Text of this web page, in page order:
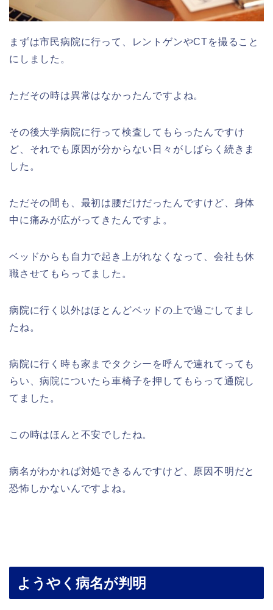
まずは市民病院に行って、レントゲンやCTを撮ること
にしました。
ただその時は異常はなかったんですよね。
その後大学病院に行って検査してもらったんですけ
ど、それでも原因が分からない日々がしばらく続きま
した。
ただその間も、最初は腰だけだったんですけど、身体
中に痛みが広がってきたんですよ。
ベッドからも自力で起き上がれなくなって、会社も休
職させてもらってました。
病院に行く以外はほとんどベッドの上で過ごしてまし
たね。
病院に行く時も家までタクシーを呼んで連れてっても
らい、病院についたら車椅子を押してもらって通院し
てました。
この時はほんと不安でしたね。
病名がわかれば対処できるんですけど、原因不明だと
恐怖しかないんですよね。
ようやく病名が判明